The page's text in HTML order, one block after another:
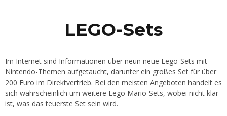
LEGO-Sets
Im Internet sind Informationen über neun neue Lego-Sets mit
Nintendo-Themen aufgetaucht, darunter ein großes Set für über
200 Euro im Direktvertrieb. Bei den meisten Angeboten handelt es
sich wahrscheinlich um weitere Lego Mario-Sets, wobei nicht klar
ist, was das teuerste Set sein wird.